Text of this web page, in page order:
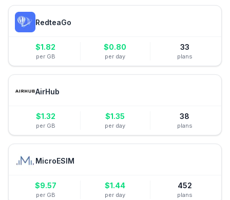
RedteaGo
$1.82
per GB
$0.80
per day
33
plans
AirHub
$1.32
per GB
$1.35
per day
38
plans
MicroESIM
$9.57
per GB
$1.44
per day
452
plans